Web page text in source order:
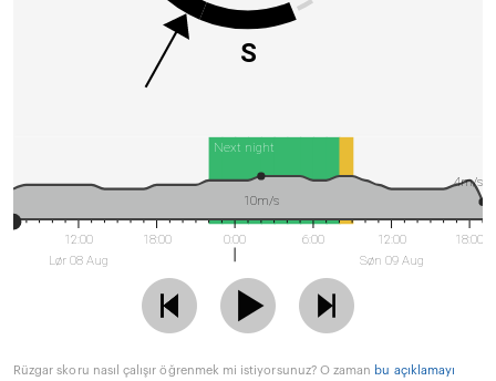
S
Next night
12:00
Lør 08 Aug
18:00 0:00 6:00
12:00
Søn 09 Aug
18:00
10m/s
4m/s
Rüzgar skoru nasıl çalışır öğrenmek mi istiyorsunuz? O zaman bu açıklamayı